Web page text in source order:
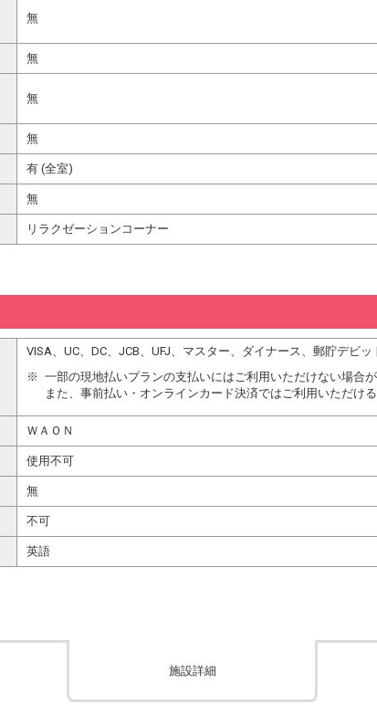
無
無
無
無
有 (全室)
無
リラクゼーションコーナー
VISA、UC、DC、JCB、UFJ、マスター、ダイナース、郵貯デビ
一部の現地払いプランの支払いにはご利用いただけない場合が
また、事前払い・オンラインカード決済ではご利用いただけ
ＷＡＯＮ
使用不可
無
不可
英語
施設詳細